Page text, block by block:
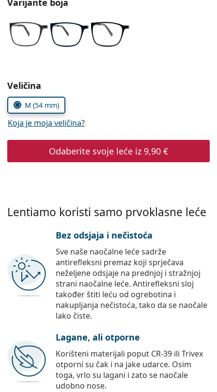
Persol
Prada
Sve marke sunčanih naočala
Odaberite parametre
Veličina
M (54 mm)
Koja je moja veličina?
Odaberite svoje leće iz 9,90 €
Lentiamo koristi samo prvoklasne leće
Bez odsjaja i nečistoća
Sve naše naočalne leće sadrže
antirefleksni premaz koji sprječava
neželjene odsjaje na prednjoj i stražnjoj
strani naočalne leće. Antirefleksni sloj
također štiti leću od ogrebotina i
nakupljanja nečistoća, tako da se naočale
lako čiste.
Lagane, ali otporne
Korišteni materijali poput CR-39 ili Trivex
otporni su čak i na jake udarce. Osim
toga, vrlo su lagani i zato se naočale
udobno nose.